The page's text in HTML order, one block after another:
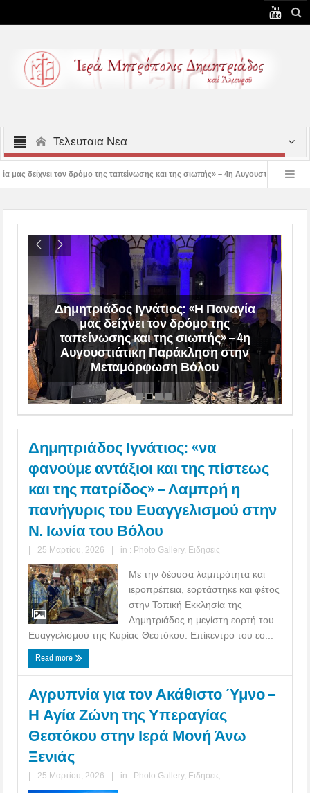
Τελευταια Νεα
της ταπείνωσης και της σιωπής» – 4η Αυγουστιάτικη Παράκληση στην
Δημητριάδος Ιγνάτιος: «Η Παναγία
μας δείχνει τον δρόμο της
ταπείνωσης και της σιωπής» – 4η
Αυγουστιάτικη Παράκληση στην
Μεταμόρφωση Βόλου
Δημητριάδος Ιγνάτιος: «να
φανούμε αντάξιοι και της πίστεως
και της πατρίδος» – Λαμπρή η
πανήγυρις του Ευαγγελισμού στην
Ν. Ιωνία του Βόλου
| 25 Μαρτίου, 2026 | in : Photo Gallery, Ειδήσεις
Με την δέουσα λαμπρότητα και
ιεροπρέπεια, εορτάστηκε και φέτος
στην Τοπική Εκκλησία της
Δημητριάδος η μεγίστη εορτή του
Ευαγγελισμού της Κυρίας Θεοτόκου. Επίκεντρο του εο...
Read more
Αγρυπνία για τον Ακάθιστο Ύμνο –
Η Αγία Ζώνη της Υπεραγίας
Θεοτόκου στην Ιερά Μονή Άνω
Ξενιάς
| 25 Μαρτίου, 2026 | in : Photo Gallery, Ειδήσεις